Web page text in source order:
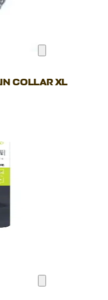
COLLAR XL